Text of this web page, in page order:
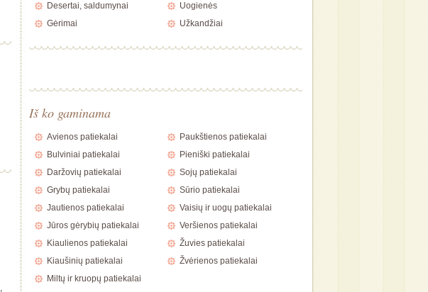
,
Desertai, saldumynai
Gėrimai
Uogienės
Užkandžiai
Iš ko gaminama
Avienos patiekalai
Bulviniai patiekalai
Daržovių patiekalai
Grybų patiekalai
Jautienos patiekalai
Jūros gėrybių patiekalai
Kiaulienos patiekalai
Kiaušinių patiekalai
Miltų ir kruopų patiekalai
Paukštienos patiekalai
Pieniški patiekalai
Sojų patiekalai
Sūrio patiekalai
Vaisių ir uogų patiekalai
Veršienos patiekalai
Žuvies patiekalai
Žvėrienos patiekalai